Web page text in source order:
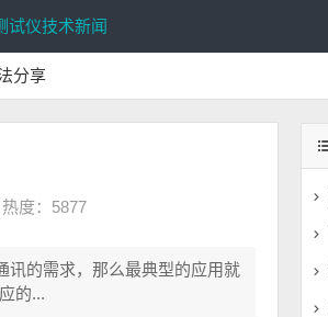
试仪技术新闻
分享
热度：5877
讯的需求，那么最典型的应用就
的...